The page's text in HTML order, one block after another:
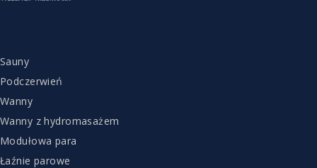
Sauny
Podczerwień
Wanny
Wanny z hydromasażem
Modułowa para
Łaźnie parowe